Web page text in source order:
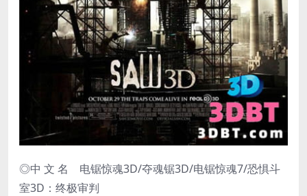
◎中 文 名 电锯惊魂3D/夺魂锯3D/电锯惊魂7/恐惧斗
室3D：终极审判